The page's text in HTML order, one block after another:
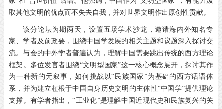
取其他文明的优点而不失去自我，并对世界文明作出原创性贡献。
该分论坛为期两天，设置五场学术沙龙，邀请海内外知名专
家、学者及前政要，围绕中国学发展的相关主题和议题深入探讨交
流。与会的中外学者普遍认为，理解中国需要跳出传统的西方理论
框架。多位发言者围绕“文明型国家”这一核心概念展开，探讨其作
为一种新的元叙事，如何挑战以“民族国家”为基础的西方话语体
系，并为建立植根于中国自身历史文明的主体性“中国学”提供理论
支撑。有学者指出，“工业化”是理解中国近现代史和民族复兴的关